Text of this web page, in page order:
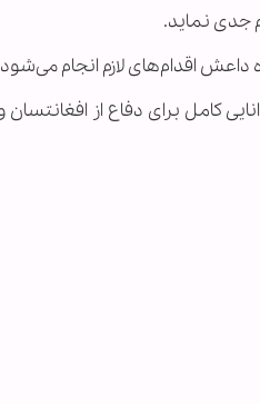
جدی نماید.
اقدام‌های لازم انجام
کامل برای دفاع از افغانتسان